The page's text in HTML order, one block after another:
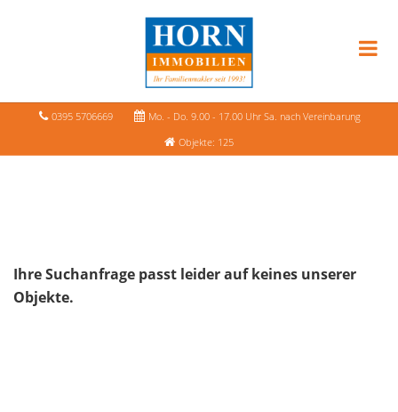
0395 5706669
Mo. - Do. 9.00 - 17.00 Uhr Sa. nach Vereinbarung
Objekte: 125
Ihre Suchanfrage passt leider auf keines unserer
Objekte.